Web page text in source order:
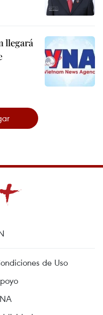
llegará
de Uso